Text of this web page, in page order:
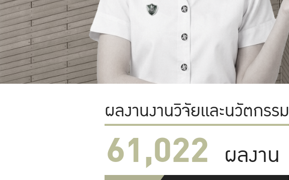
ผลงานงานวิจัยและนวัตกรรม
61,022 ผลงาน